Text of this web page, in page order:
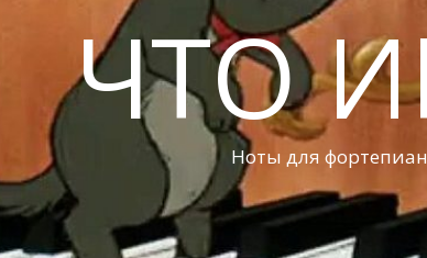
ЧТО
Ноты для